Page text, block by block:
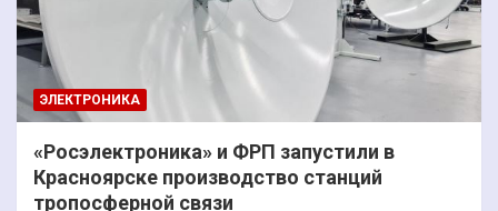
ЭЛЕКТРОНИКА
«Росэлектроника» и ФРП запустили в
Красноярске производство станций
тропосферной связи